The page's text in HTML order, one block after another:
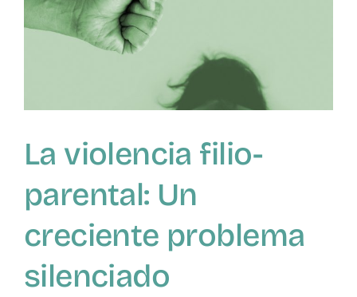
La violencia filio-
parental: Un
creciente problema
silenciado